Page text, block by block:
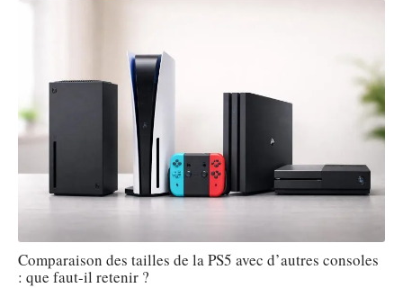
Comparaison des tailles de la PS5 avec d’autres consoles
: que faut-il retenir ?